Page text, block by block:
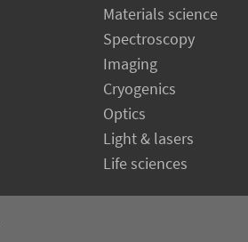
Materials science
Spectroscopy
Imaging
Cryogenics
Optics
Light & lasers
Life sciences